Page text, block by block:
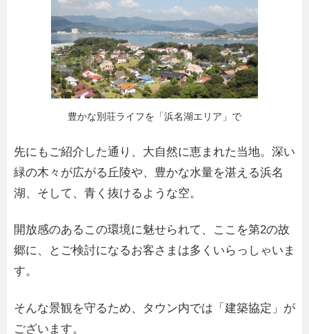
豊かな別荘ライフを「浜名湖エリア」で
先にもご紹介した通り、大自然に恵まれた当地。深い
緑の木々が広がる丘陵や、豊かな水量を湛える浜名
湖、そして、青く抜けるような空。
開放感のあるこの環境に魅せられて、ここを第2の故
郷に、とご検討になるお客さまは多くいらっしゃいま
す。
そんな景観を守るため、タウン内では「建築協定」が
ございます。